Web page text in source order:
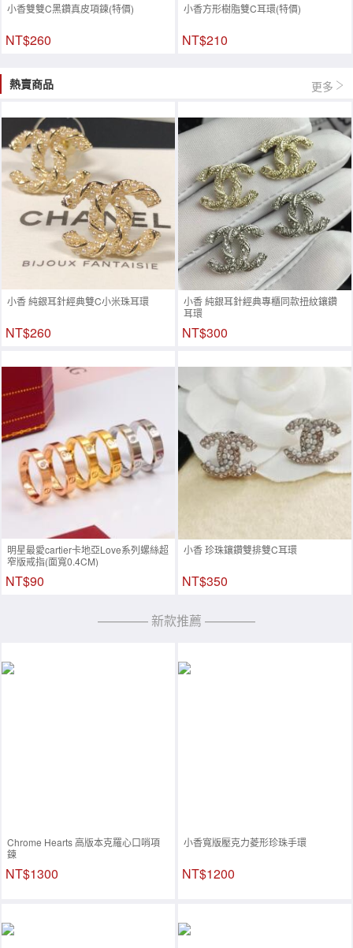
小香雙雙C黑鑽真皮項鍊(特價)
NT$260
小香方形樹脂雙C耳環(特價)
NT$210
熱賣商品 更多
小香 純銀耳針經典雙C小米珠耳環
NT$260
小香 純銀耳針經典專櫃同款扭紋鑲鑽
耳環
NT$300
明星最愛cartier卡地亞Love系列螺絲超
窄版戒指(面寬0.4CM)
NT$90
小香 珍珠鑲鑽雙排雙C耳環
NT$350
———— 新款推薦 ————
Chrome Hearts 高版本克羅心口哨項
鍊
NT$1300
小香寬版壓克力菱形珍珠手環
NT$1200